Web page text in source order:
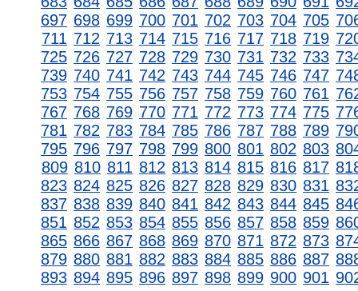
697 698 699 700 701 702 703 704 705
711 712 713 714 715 716 717 718 719
725 726 727 728 729 730 731 732 733
739 740 741 742 743 744 745 746 747
753 754 755 756 757 758 759 760 761
767 768 769 770 771 772 773 774 775
781 782 783 784 785 786 787 788 789
795 796 797 798 799 800 801 802 803
809 810 811 812 813 814 815 816 817
823 824 825 826 827 828 829 830 831
837 838 839 840 841 842 843 844 845
851 852 853 854 855 856 857 858 859
865 866 867 868 869 870 871 872 873
879 880 881 882 883 884 885 886 887
893 894 895 896 897 898 899 900 901